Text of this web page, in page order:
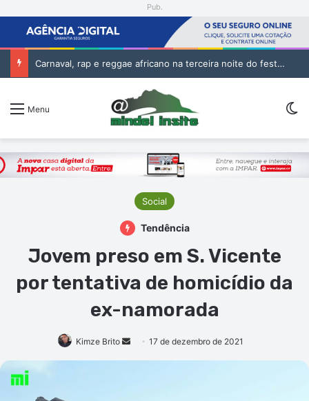
Pub.
Batuque conquista Campeonato Nacional Sub-19 com golo de Erickson no prolongamento
Menu
Social
Tendência
Jovem preso em S. Vicente
por tentativa de homicídio da
ex-namorada
Kimze Brito
Mande17 de dezembro de 2021